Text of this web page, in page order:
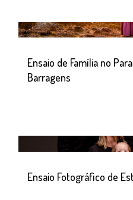
Ensaio de Família no
Barragens
Ensaio Fotográfico de